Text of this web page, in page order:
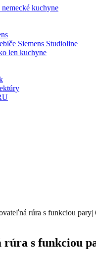
kuchyne
Siemens Studioline
len kuchyne
rúra s funkciou
s funkciou